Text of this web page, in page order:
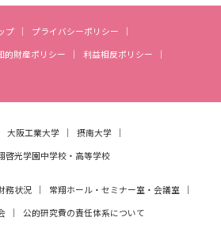
プ
プライバシーポリシー
的財産ポリシー
利益相反ポリシー
大阪工業大学
摂南大学
啓光学園中学校・高等学校
務状況
常翔ホール・セミナー室・会議室
公的研究費の責任体系について